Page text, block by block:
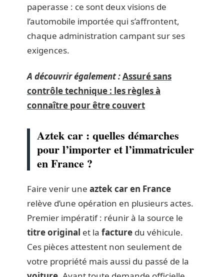
paperasse : ce sont deux visions de
l’automobile importée qui s’affrontent,
chaque administration campant sur ses
exigences.
A découvrir également :Assuré sans
contrôle technique : les règles à
connaître pour être couvert
Aztek car : quelles démarches
pour l’importer et l’immatriculer
en France ?
Faire venir une aztek car en France
relève d’une opération en plusieurs actes.
Premier impératif : réunir à la source le
titre original et la facture du véhicule.
Ces pièces attestent non seulement de
votre propriété mais aussi du passé de la